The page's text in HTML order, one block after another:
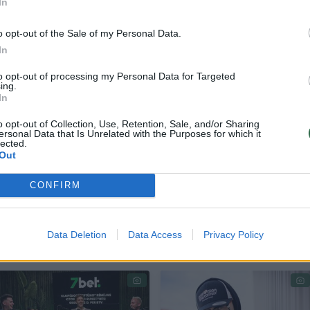
opt-out of the Sale of my Personal Data.
opt-out of processing my Personal Data for Targeted
opt-out of Collection, Use, Retention, Sale, and/or Sharing
Data that Is Unrelated with the Purposes for which it
CONFIRM
Data Deletion Data Access Privacy Policy
tapo geopolitinių įvykių centru. 2022 m. po
pašalinta Rusija ir Baltarusija.
lydėjo protestai dėl konflikto tarp Izraelio ir
veiksmus šiais metais konkurse
ir Ispanija.